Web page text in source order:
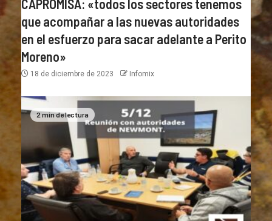
CAPROMISA: «todos los sectores tenemos
que acompañar a las nuevas autoridades
en el esfuerzo para sacar adelante a Perito
Moreno»
18 de diciembre de 2023 Infomix
2 min de lectura